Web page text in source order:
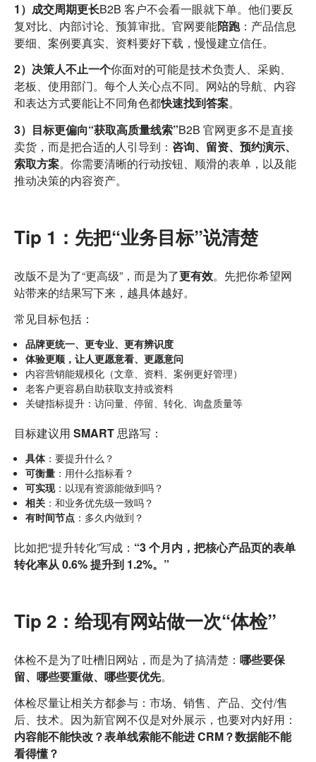
1）成交周期更长B2B 客户不会看一眼就下单。他们要反
复对比、内部讨论、预算审批。官网要能陪跑：产品信息
要细、案例要真实、资料要好下载，慢慢建立信任。
2）决策人不止一个你面对的可能是技术负责人、采购、
老板、使用部门。每个人关心点不同。网站的导航、内容
和表达方式要能让不同角色都快速找到答案。
3）目标更偏向“获取高质量线索”B2B 官网更多不是直接
卖货，而是把合适的人引导到： 咨询、留资、预约演示、
索取方案。你需要清晰的行动按钮、顺滑的表单，以及能
推动决策的内容资产。
Tip 1：先把“业务目标”说清楚
改版不是为了“更高级”，而是为了更有效。先把你希望网
站带来的结果写下来，越具体越好。
常见目标包括：
品牌更统一、更专业、更有辨识度
体验更顺，让人更愿意看、更愿意问
内容营销能规模化（文章、资料、案例更好管理）
老客户更容易自助获取支持或资料
关键指标提升：访问量、停留、转化、询盘质量等
目标建议用 SMART 思路写：
具体：要提升什么？
可衡量 ：用什么指标看？
可实现：以现有资源能做到吗？
相关 ：和业务优先级一致吗？
有时间节点 ：多久内做到？
比如把“提升转化”写成： “3 个月内，把核心产品页的表单
转化率从 0.6% 提升到 1.2%。”
Tip 2：给现有网站做一次“体检”
体检不是为了吐槽旧网站，而是为了搞清楚： 哪些要保
留、哪些要重做、哪些要优先。
体检尽量让相关方都参与：市场、销售、产品、交付/售
后、技术。因为新官网不仅是对外展示，也要对内好用：
内容能不能快改？表单线索能不能进 CRM？数据能不能
看得懂？